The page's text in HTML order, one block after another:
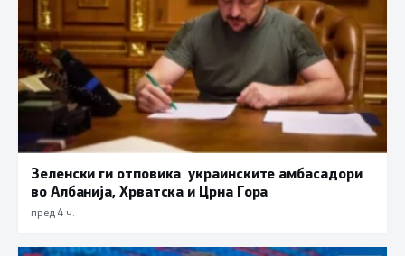
Зеленски ги отповика украинските амбасадори
во Албанија, Хрватска и Црна Гора
пред 4 ч.